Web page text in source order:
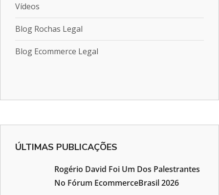
Vídeos
Blog Rochas Legal
Blog Ecommerce Legal
ÚLTIMAS PUBLICAÇÕES
Rogério David Foi Um Dos Palestrantes
No Fórum EcommerceBrasil 2026